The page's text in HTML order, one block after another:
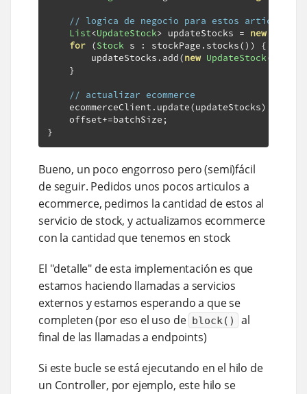
// logica de negocio para estos articulos
List<UpdateStock> updateStocks = new
for (Stock s : stockPage . stocks())
{
        updateStocks
. add(new UpdateStock(
}
// actualizar ecommerce
    ecommerceClient
. update(updateStocks).
    offset
+=batchSize ;
}
Bueno, un poco engorroso pero (semi)fácil
de seguir. Pedidos unos pocos articulos a
ecommerce, pedimos la cantidad de estos al
servicio de stock, y actualizamos ecommerce
con la cantidad que tenemos en stock
El "detalle" de esta implementación es que
estamos haciendo llamadas a servicios
externos y estamos esperando a que se
completen (por eso el uso de block()
al
final de las llamadas a endpoints)
Si este bucle se está ejecutando en el hilo de
un Controller, por ejemplo, este hilo se